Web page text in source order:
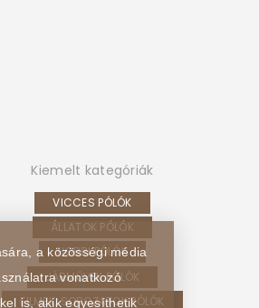
Kiemelt kategóriák
VICCES PÓLÓK
ÁLLATOK PÓLÓK
HOBBI PÓLÓK
JÁRMŰVEK PÓLÓK
FILMEK, SOROZATOK PÓLÓK
a közösségi média
vonatkozó
is, akik egyesíthetik